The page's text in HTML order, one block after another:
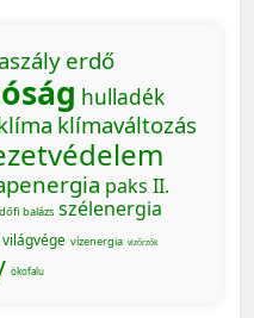
aszály erdő
hulladék
klímaváltozás
paks II.
balázs szélenergia
világvége vízenergia vízőrzők
ökofalu